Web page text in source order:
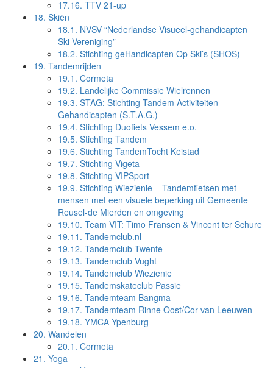
17.16. TTV 21-up
18. Skiën
18.1. NVSV “Nederlandse Visueel-gehandicapten
Ski-Vereniging”
18.2. Stichting geHandicapten Op Ski’s (SHOS)
19. Tandemrijden
19.1. Cormeta
19.2. Landelijke Commissie Wielrennen
19.3. STAG: Stichting Tandem Activiteiten
Gehandicapten (S.T.A.G.)
19.4. Stichting Duofiets Vessem e.o.
19.5. Stichting Tandem
19.6. Stichting TandemTocht Keistad
19.7. Stichting Vigeta
19.8. Stichting VIPSport
19.9. Stichting Wiezienie – Tandemfietsen met
mensen met een visuele beperking uit Gemeente
Reusel-de Mierden en omgeving
19.10. Team VIT: Timo Fransen & Vincent ter Schure
19.11. Tandemclub.nl
19.12. Tandemclub Twente
19.13. Tandemclub Vught
19.14. Tandemclub Wiezienie
19.15. Tandemskateclub Passie
19.16. Tandemteam Bangma
19.17. Tandemteam Rinne Oost/Cor van Leeuwen
19.18. YMCA Ypenburg
20. Wandelen
20.1. Cormeta
21. Yoga